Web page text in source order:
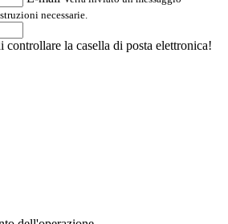
necessarie.
controllare la casella di posta elettronica!